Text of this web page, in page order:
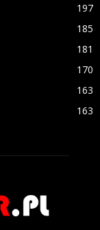
197
185
181
170
163
163